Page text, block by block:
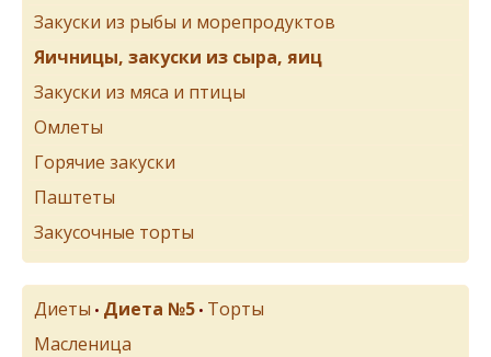
Закуски из рыбы и морепродуктов
Яичницы, закуски из сыра, яиц
Закуски из мяса и птицы
Омлеты
Горячие закуски
Паштеты
Закусочные торты
Диеты • Диета №5 • Торты
Масленица